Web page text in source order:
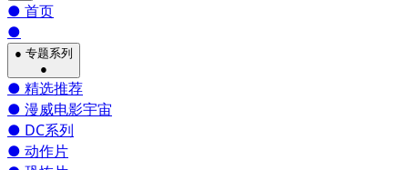
● 首页
●
● 专题系列
●
● 精选推荐
● 漫威电影宇宙
● DC系列
● 动作片